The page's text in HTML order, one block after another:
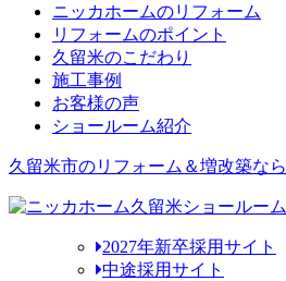
ニッカホームのリフォーム
リフォームのポイント
久留米のこだわり
施工事例
お客様の声
ショールーム紹介
久留米市のリフォーム＆増改築なら
2027年新卒採用サイト
中途採用サイト